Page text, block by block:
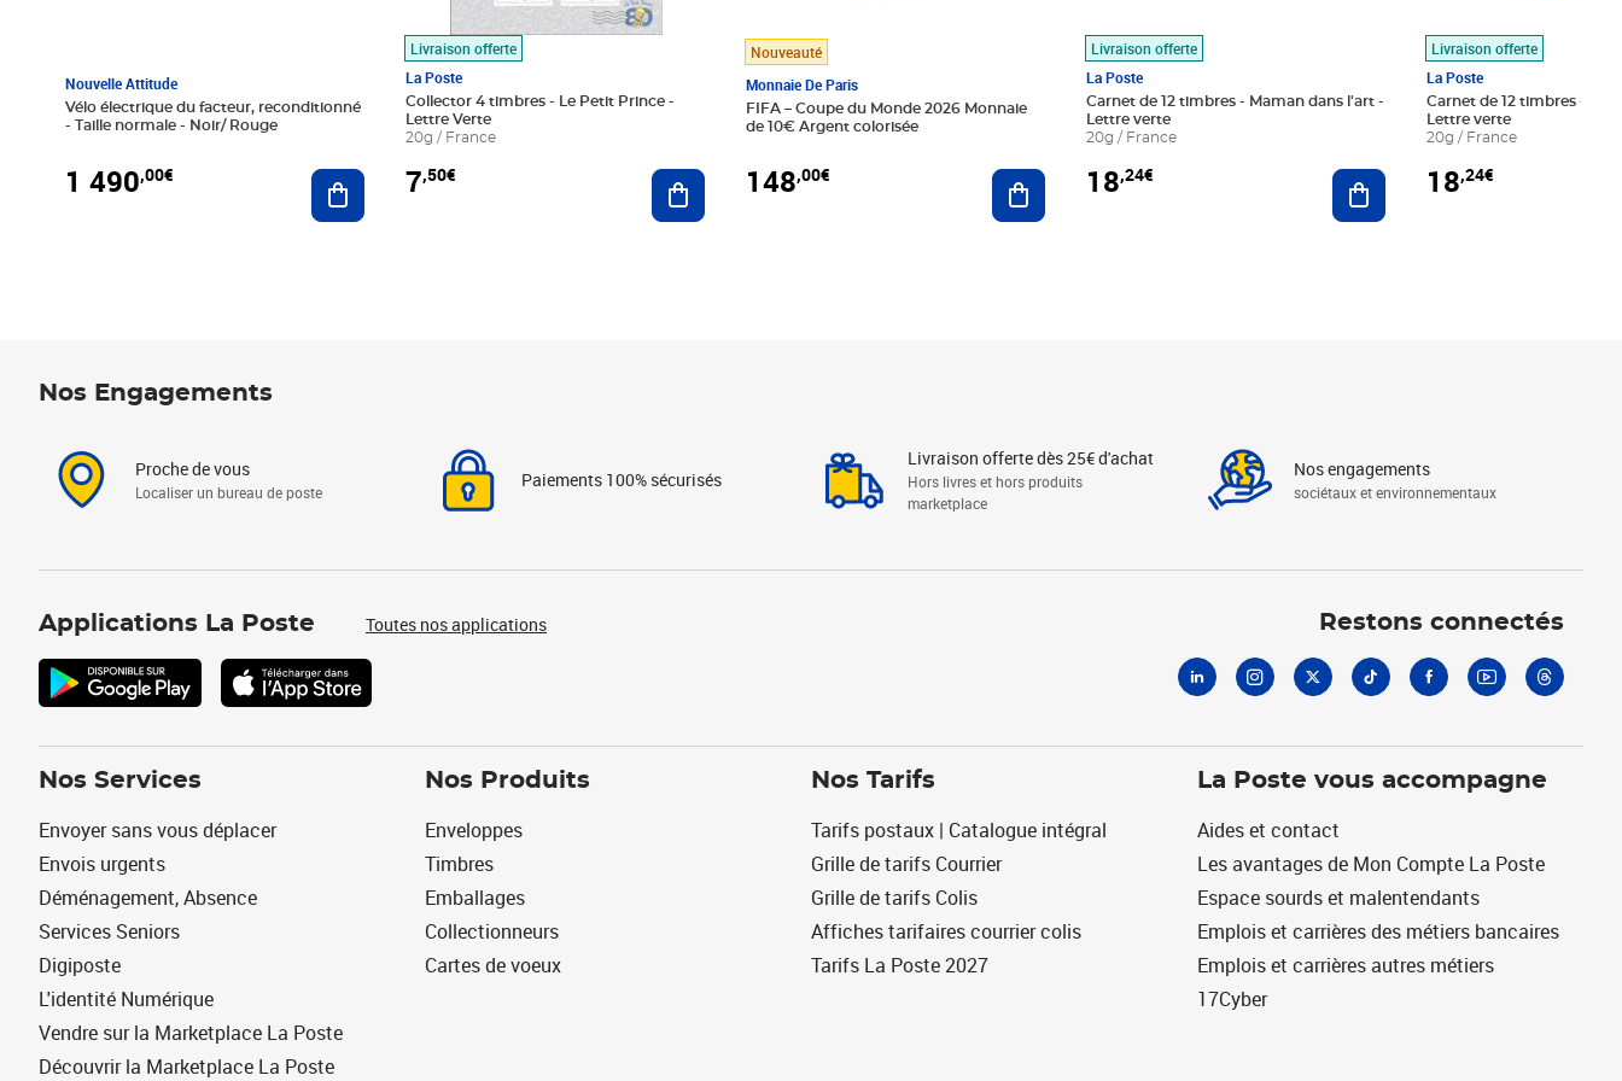
Nouvelle Attitude
Vélo électrique du facteur, reconditionné
- Taille normale - Noir/ Rouge
1 490,00€ Ajouter au panier
Livraison offerte
La Poste
Collector 4 timbres - Le Petit Prince -
Lettre Verte
20g / France
7,50€ Ajouter au panier
Nouveauté
Monnaie De Paris
FIFA – Coupe du Monde 2026 Monnaie
de 10€ Argent colorisée
148,00€ Ajouter au panier
Livraison offerte
La Poste
Carnet de 12 timbres - Maman dans l'art -
Lettre verte
20g / France
18,24€ Ajouter au panier
Livraison offerte
La Poste
Carnet de 12 timbres - Le
Lettre verte
20g / France
18,24€
Nos Engagements
Proche de vous
Localiser un bureau de poste
Paiements 100% sécurisés
Livraison offerte dès 25€ d'achat
Hors livres et hors produits
marketplace
Nos engagements
sociétaux et environnementaux
Applications La Poste Toutes nos applications Restons connectés
Nos Services
Envoyer sans vous déplacer
Envois urgents
Déménagement, Absence
Services Seniors
Digiposte
L'identité Numérique
Vendre sur la Marketplace La Poste
Découvrir la Marketplace La Poste
Nos Produits
Enveloppes
Timbres
Emballages
Collectionneurs
Cartes de voeux
Nos Tarifs
Tarifs postaux | Catalogue intégral
Grille de tarifs Courrier
Grille de tarifs Colis
Affiches tarifaires courrier colis
Tarifs La Poste 2027
La Poste vous accompagne
Aides et contact
Les avantages de Mon Compte La Poste
Espace sourds et malentendants
Emplois et carrières des métiers bancaires
Emplois et carrières autres métiers
17Cyber